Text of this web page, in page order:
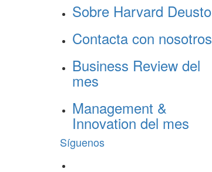
Sobre Harvard Deusto
Contacta con nosotros
Business Review del
mes
Management &
Innovation del mes
Síguenos